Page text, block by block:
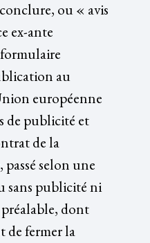
ou « avis
ex-ante
au
européenne
de publicité et
de la
, passé selon une
sans publicité ni
dont
de fermer la